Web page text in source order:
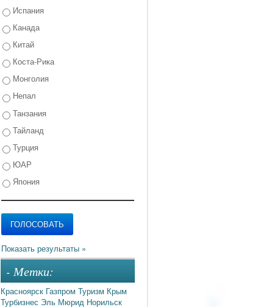
Испания
Канада
Китай
Коста-Рика
Монголия
Непал
Танзания
Тайланд
Турция
ЮАР
Япония
- Метки:
Красноярск Газпром Туризм Крым
Турбизнес Эль Мюрид Норильск